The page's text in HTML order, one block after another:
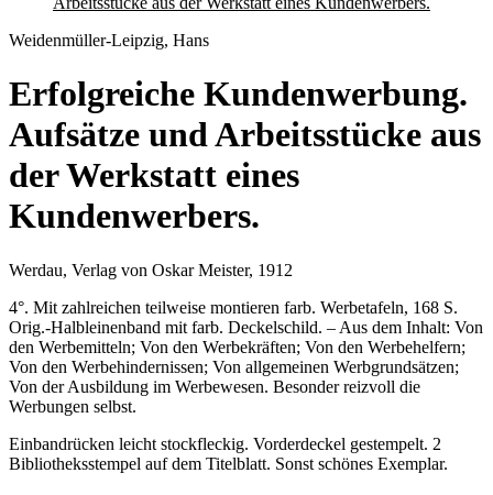
Weidenmüller-Leipzig, Hans
Erfolgreiche Kundenwerbung.
Aufsätze und Arbeitsstücke aus
der Werkstatt eines
Kundenwerbers.
Werdau, Verlag von Oskar Meister, 1912
4°. Mit zahlreichen teilweise montieren farb. Werbetafeln, 168 S.
Orig.-Halbleinenband mit farb. Deckelschild. – Aus dem Inhalt: Von
den Werbemitteln; Von den Werbekräften; Von den Werbehelfern;
Von den Werbehindernissen; Von allgemeinen Werbgrundsätzen;
Von der Ausbildung im Werbewesen. Besonder reizvoll die
Werbungen selbst.
Einbandrücken leicht stockfleckig. Vorderdeckel gestempelt. 2
Bibliotheksstempel auf dem Titelblatt. Sonst schönes Exemplar.